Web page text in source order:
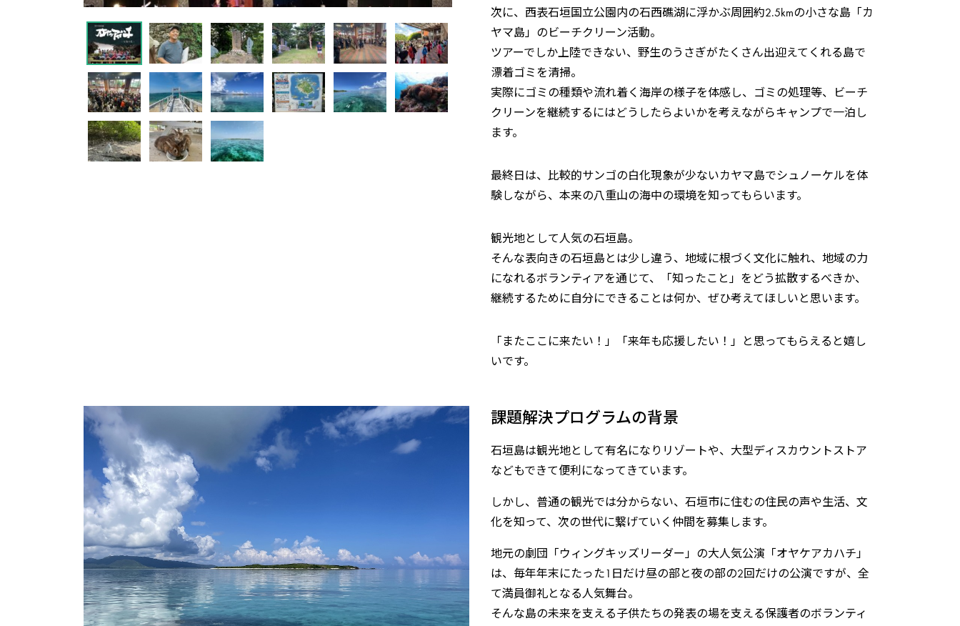
次に、西表石垣国立公園内の石西礁湖に浮かぶ周囲約2.5kmの小さな島「カ
ヤマ島」のビーチクリーン活動。
ツアーでしか上陸できない、野生のうさぎがたくさん出迎えてくれる島で
漂着ゴミを清掃。
実際にゴミの種類や流れ着く海岸の様子を体感し、ゴミの処理等、ビーチ
クリーンを継続するにはどうしたらよいかを考えながらキャンプで一泊し
ます。
最終日は、比較的サンゴの白化現象が少ないカヤマ島でシュノーケルを体
験しながら、本来の八重山の海中の環境を知ってもらいます。
観光地として人気の石垣島。
そんな表向きの石垣島とは少し違う、地域に根づく文化に触れ、地域の力
になれるボランティアを通じて、「知ったこと」をどう拡散するべきか、
継続するために自分にできることは何か、ぜひ考えてほしいと思います。
「またここに来たい！」「来年も応援したい！」と思ってもらえると嬉し
いです。
課題解決プログラムの背景
石垣島は観光地として有名になりリゾートや、大型ディスカウントストア
などもできて便利になってきています。
しかし、普通の観光では分からない、石垣市に住むの住民の声や生活、文
化を知って、次の世代に繋げていく仲間を募集します。
地元の劇団「ウィングキッズリーダー」の大人気公演「オヤケアカハチ」
は、毎年年末にたった1日だけ昼の部と夜の部の2回だけの公演ですが、全
て満員御礼となる人気舞台。
そんな島の未来を支える子供たちの発表の場を支える保護者のボランティ